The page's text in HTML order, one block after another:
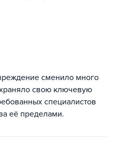
сменило много
свою ключевую
специалистов
её пределами.